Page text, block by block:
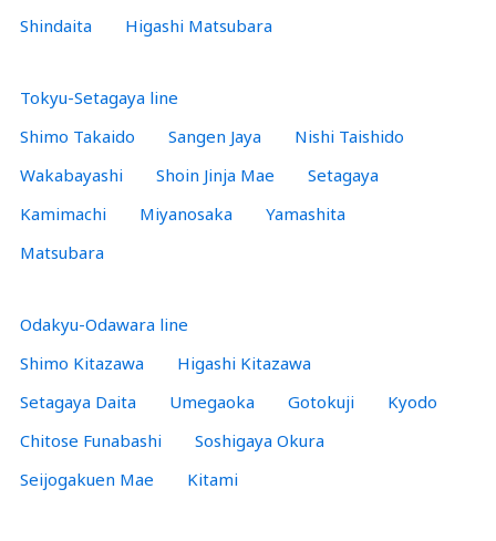
Shindaita
Higashi Matsubara
Tokyu-Setagaya line
Shimo Takaido
Sangen Jaya
Nishi Taishido
Wakabayashi
Shoin Jinja Mae
Setagaya
Kamimachi
Miyanosaka
Yamashita
Matsubara
Odakyu-Odawara line
Shimo Kitazawa
Higashi Kitazawa
Setagaya Daita
Umegaoka Gotokuji
Kyodo
Chitose Funabashi
Soshigaya Okura
Seijogakuen Mae
Kitami